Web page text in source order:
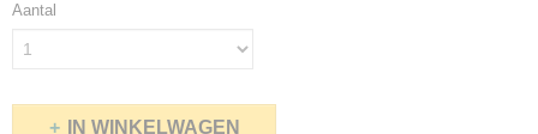
Aantal
IN WINKELWAGEN